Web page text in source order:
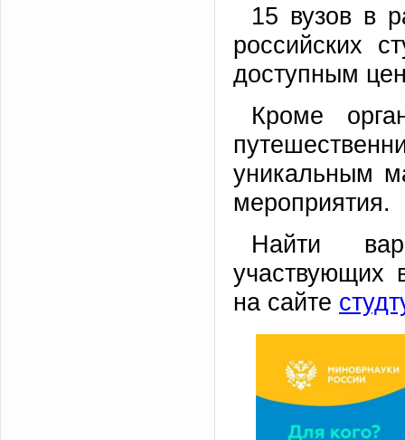
15 вузов в
российских
доступным
Кроме
уникальным
мероприятия.
Найти
участвующих
на сайте